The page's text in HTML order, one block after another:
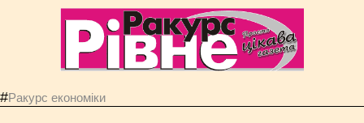
#Ракурс економiки